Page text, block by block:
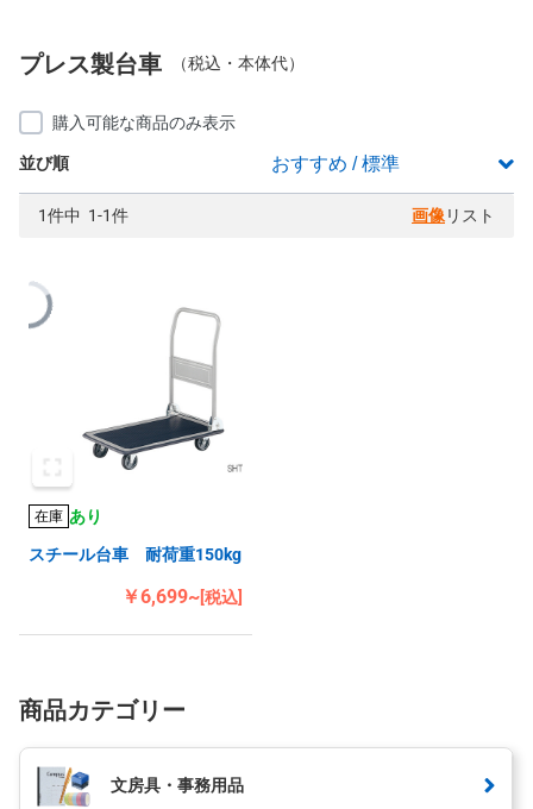
プレス製台車 （税込・本体代）
購入可能な商品のみ表示
並び順
1件中 1-1件 画像 リスト
在庫 あり
スチール台車 耐荷重150kg
￥6,699~[税込]
商品カテゴリー
文房具・事務用品